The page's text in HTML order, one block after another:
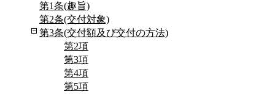
第1条(趣旨)
第2条(交付対象)
第3条(交付額及び交付の方法)
第2項
第3項
第4項
第5項